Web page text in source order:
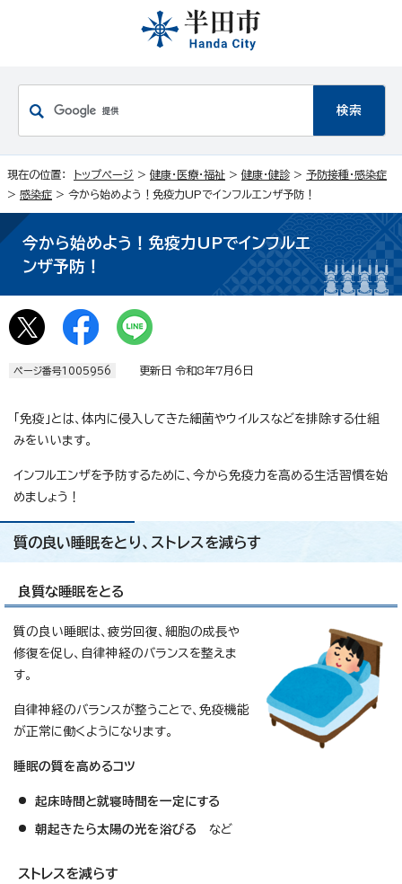
現在の位置： トップページ > 健康・医療・福祉 > 健康・健診> 予防接種・感染症
> 感染症 > 今から始めよう！免疫力UPでインフルエンザ予防！
今から始めよう！免疫力UPでインフルエ
ンザ予防！
ページ番号1005956 更新日 令和8年7月6日
「免疫」とは、体内に侵入してきた細菌やウイルスなどを排除する仕組
みをいいます。
インフルエンザを予防するために、今から免疫力を高める生活習慣を始
めましょう！
質の良い睡眠をとり、ストレスを減らす
良質な睡眠をとる
質の良い睡眠は、疲労回復、細胞の成長や
修復を促し、自律神経のバランスを整えま
す。
自律神経のバランスが整うことで、免疫機能
が正常に働くようになります。
睡眠の質を高めるコツ
起床時間と就寝時間を一定にする
朝起きたら太陽の光を浴びる など
ストレスを減らす